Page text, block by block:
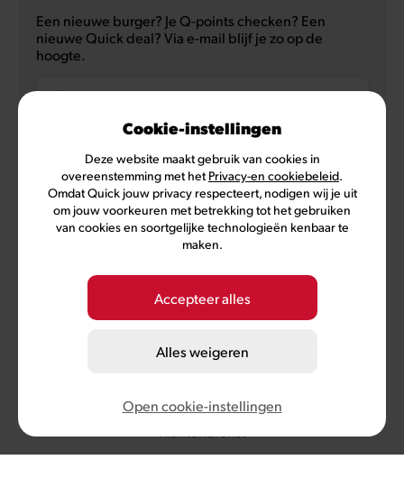
Een nieuwe burger? Je Q-points checken? Een
nieuwe Quick deal? Via e-mail blijf je zo op de
hoogte.
E-mailadres
NL
Voorwaarden MyQuick
Cookievoorkeuren
Quick, lid van Comeos en Bemora
info@quick.be
Cookie-instellingen
Deze website maakt gebruik van cookies in
overeenstemming met het Privacy-en cookiebeleid.
Omdat Quick jouw privacy respecteert, nodigen wij je uit
om jouw voorkeuren met betrekking tot het gebruiken
van cookies en soortgelijke technologieën kenbaar te
maken.
Accepteer alles
Alles weigeren
Open cookie-instellingen